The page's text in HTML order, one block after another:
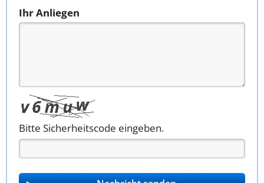
Ihr Anliegen
Bitte Sicherheitscode eingeben.